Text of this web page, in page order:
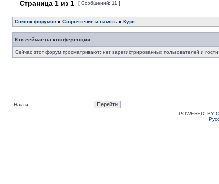
Страница 1 из 1 [ Сообщений: 11 ]
Список форумов » Скорочтение и память » Курс
Кто сейчас на конференции
Сейчас этот форум просматривают: нет зарегистрированных пользователей и
Найти:
POWERED_BY